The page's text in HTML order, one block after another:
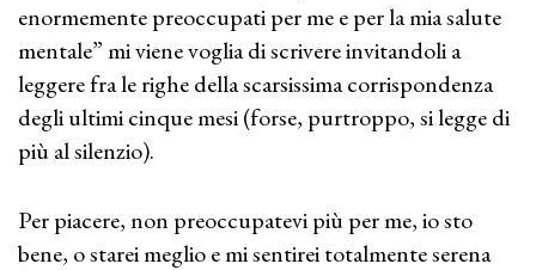
enormemente preoccupati per me e per la mia salute
mentale” mi viene voglia di scrivere invitandoli a
leggere fra le righe della scarsissima corrispondenza
degli ultimi cinque mesi (forse, purtroppo, si legge di
più al silenzio).
Per piacere, non preoccupatevi più per me, io sto
bene, o starei meglio e mi sentirei totalmente serena